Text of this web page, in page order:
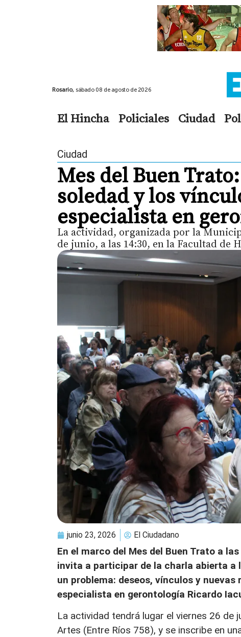
Rosario, sábado 08 de agosto de 2026
El Hincha Policiales Ciudad
Ciudad
Mes del Buen
soledad y los
especialista en
La actividad, organizada por la
de junio, a las 14:30, en la Facultad de
junio 23, 2026 El Ciudadano
En el marco del Mes del Buen Trato a
invita a participar de la charla abierta a
un problema: deseos, vínculos y nuevas
especialista en gerontología Ricardo
La actividad tendrá lugar el viernes 26 de
Artes (Entre Ríos 758), y se inscribe en